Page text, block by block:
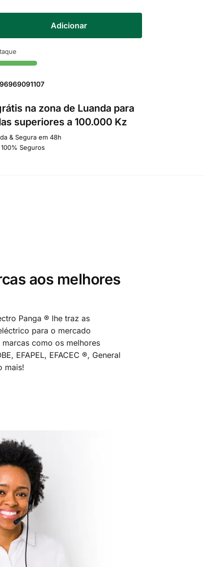
Adicionar
na zona de Luanda para
superiores a 100.000 Kz
& Segura em 48h
Seguros
aos melhores
Panga ® lhe traz as
para o mercado
como os melhores
EFAPEL, EFACEC ®, General
mais!